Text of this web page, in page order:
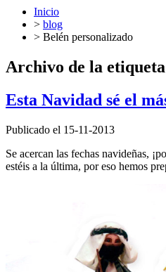
Inicio
> blog
> Belén personalizado
Archivo de la
Esta Navidad sé el
Publicado el 15-11-2013
Se acercan las fechas navideñas,
estéis a la última, por eso hemos